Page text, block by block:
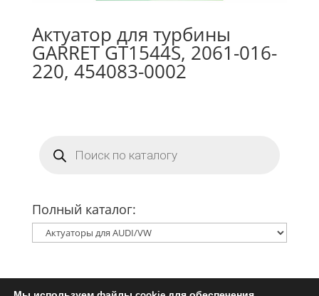
Актуатор для турбины
GARRET GT1544S, 2061-016-
220, 454083-0002
товаров
Полный каталог: